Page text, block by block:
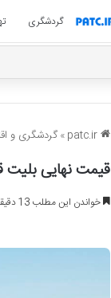
گردشگری
patc.ir
» گردشگری و
قیمت نهایی بلیت
خواندن این مطلب 13 دقیقه زمان میبرد